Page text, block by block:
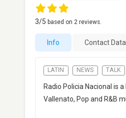
3/5 based on 2 reviews.
Info Contact Data
LATIN NEWS TALK
Radio Policia Nacional is
Vallenato, Pop and R&B